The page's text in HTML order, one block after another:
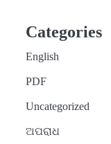
Categories
English
PDF
Uncategorized
ଅପରାଧ